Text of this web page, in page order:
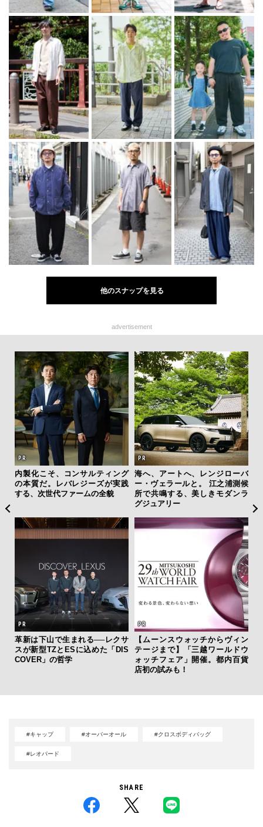
他のスナップを見る
advertisement
内製化こそ、コンサルティング
の本質だ。レバレジーズが実践
する、次世代ファームの全貌
海へ、アートへ、レンジローバ
ー・ヴェラールと。 江之浦測候
所で共鳴する、美しきモダンラ
グジュアリー
革新は下山で生まれる──レクサ
スが新型TZとESに込めた「DIS
COVER」の哲学
【ムーンスウォッチからヴィン
テージまで】「三越ワールドウ
ォッチフェア」開催。都内百貨
店初の試みも！
#キャップ #オーバーオール #クロスボディバッグ
#レオパード
SHARE